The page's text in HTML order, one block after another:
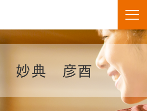
妙典 彦酉